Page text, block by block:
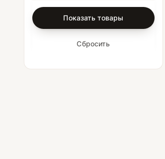
Показать товары
Сбросить